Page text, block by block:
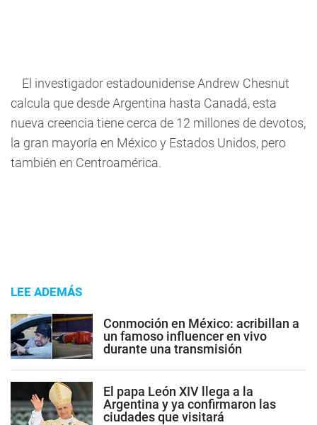
El investigador estadounidense Andrew Chesnut
calcula que desde Argentina hasta Canadá, esta
nueva creencia tiene cerca de 12 millones de devotos,
la gran mayoría en México y Estados Unidos, pero
también en Centroamérica.
LEE ADEMÁS
Conmoción en México: acribillan a
un famoso influencer en vivo
durante una transmisión
El papa León XIV llega a la
Argentina y ya confirmaron las
ciudades que visitará